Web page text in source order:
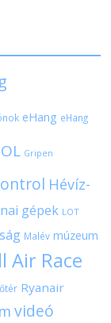
eHang eHang
Gripen
Hévíz-
gépek LOT
Malév múzeum
Air Race
Ryanair
videó